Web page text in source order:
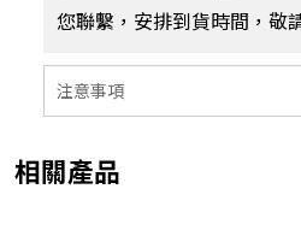
您聯繫，安排到貨時間，敬
注意事項
相關產品